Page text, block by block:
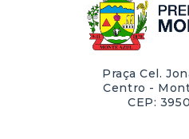
Praça Cel.
Centro -
CEP: